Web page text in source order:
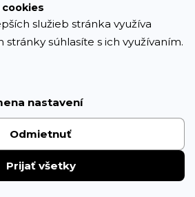
služieb stránka využíva
stránky súhlasíte s ich využívaním.
nastavení
Odmietnuť
Prijať všetky